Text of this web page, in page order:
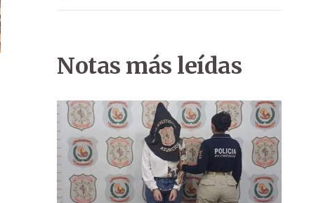
Notas más leídas